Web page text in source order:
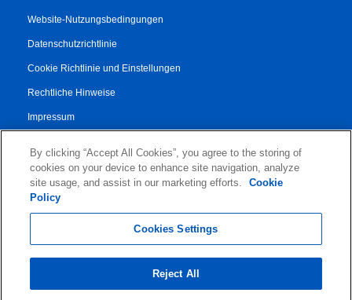
Website-Nutzungsbedingungen
Datenschutzrichtlinie
Cookie Richtlinie und Einstellungen
Rechtliche Hinweise
Impressum
AGB
Vertrag für Autorisierte Partner
By clicking “Accept All Cookies”, you agree to the storing of
cookies on your device to enhance site navigation, analyze
site usage, and assist in our marketing efforts.
Cookie
Policy
Cookies Settings
Reject All